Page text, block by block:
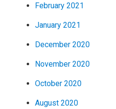
February 2021
January 2021
December 2020
November 2020
October 2020
August 2020